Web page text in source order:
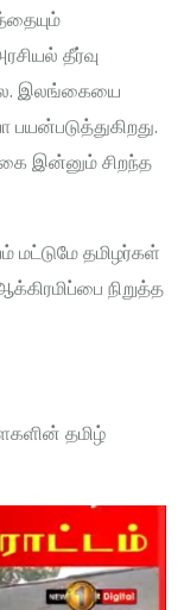
தீர்வு
இலங்கையை
பயன்படுத்துகிறது.
இன்னும் சிறந்த
மட்டுமே தமிழர்கள்
நிறுத்த
தமிழ்